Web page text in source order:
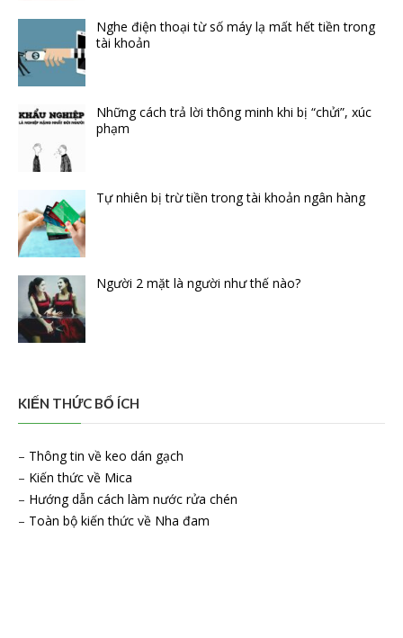
Nghe điện thoại từ số máy lạ mất hết tiền trong
tài khoản
Những cách trả lời thông minh khi bị “chửi”, xúc
phạm
Tự nhiên bị trừ tiền trong tài khoản ngân hàng
Người 2 mặt là người như thế nào?
KIẾN THỨC BỔ ÍCH
– Thông tin về keo dán gạch
– Kiến thức về Mica
– Hướng dẫn cách làm nước rửa chén
– Toàn bộ kiến thức về Nha đam